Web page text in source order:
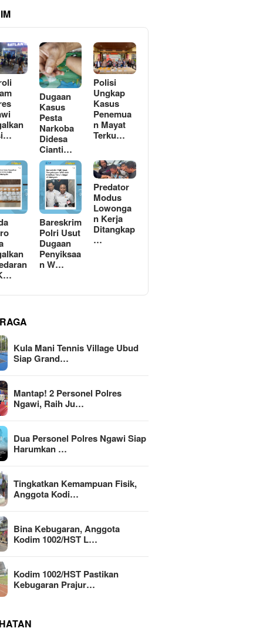
Dugaan
Kasus
Pesta
Narkoba
Didesa
Cianti…
Polisi
Ungkap
Kasus
Penemua
n Mayat
Terku…
Bareskrim
Polri Usut
Dugaan
Penyiksaa
n W…
Predator
Modus
Lowonga
n Kerja
Ditangkap
…
Kula Mani Tennis Village Ubud
Siap Grand…
Mantap! 2 Personel Polres
Ngawi, Raih Ju…
Dua Personel Polres Ngawi Siap
Harumkan …
Tingkatkan Kemampuan Fisik,
Anggota Kodi…
Bina Kebugaran, Anggota
Kodim 1002/HST L…
Kodim 1002/HST Pastikan
Kebugaran Prajur…